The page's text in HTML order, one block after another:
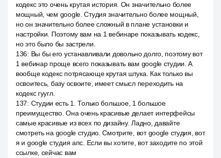
кодекс это очень крутая история. Он значительно более
мощный, чем google. Студия значительно более мощный,
но он значительно более сложный в плане установки и
настройки. Поэтому вам на 1 вебинаре показывать кодекс,
но это было бы застрели.
136: Вы бы его устанавливали довольно долго, поэтому вот
1 вебинар проще всего показывать вам google студии. А
вообще кодекс потрясающе крутая штука. Как только вы
освоитесь, базу освоите, имеет смысл переходить на
кодекс гуугл.
137: Студии есть 1. Только большое, 1 большое
преимущество. Она очень красивые делает интерфейсы
самые красивые из всех по дизайну. Ладно, давайте
смотреть на google студио. Смотрите, вот google студия, вот
я и google студия апс. Если вы хотите, вот заходите по этой
ссылке, сейчас вам